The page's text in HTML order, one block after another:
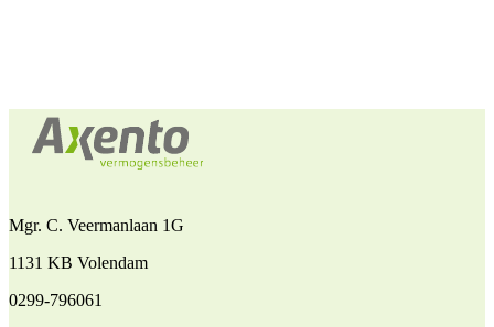
Mgr. C. Veermanlaan 1G
1131 KB Volendam
0299-796061